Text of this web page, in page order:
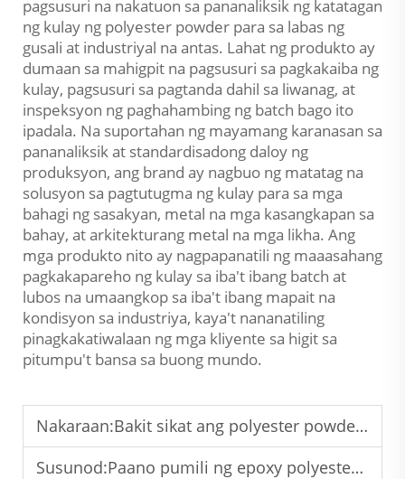
pagsusuri na nakatuon sa pananaliksik ng katatagan
ng kulay ng polyester powder para sa labas ng
gusali at industriyal na antas. Lahat ng produkto ay
dumaan sa mahigpit na pagsusuri sa pagkakaiba ng
kulay, pagsusuri sa pagtanda dahil sa liwanag, at
inspeksyon ng paghahambing ng batch bago ito
ipadala. Na suportahan ng mayamang karanasan sa
pananaliksik at standardisadong daloy ng
produksyon, ang brand ay nagbuo ng matatag na
solusyon sa pagtutugma ng kulay para sa mga
bahagi ng sasakyan, metal na mga kasangkapan sa
bahay, at arkitekturang metal na mga likha. Ang
mga produkto nito ay nagpapanatili ng maaasahang
pagkakapareho ng kulay sa iba't ibang batch at
lubos na umaangkop sa iba't ibang mapait na
kondisyon sa industriya, kaya't nananatiling
pinagkakatiwalaan ng mga kliyente sa higit sa
pitumpu't bansa sa buong mundo.
Nakaraan:Bakit sikat ang polyester powder coating para sa mga pang-arkitekturang at pang-industriyang metal na apihan
Susunod:Paano pumili ng epoxy polyester powder coating para sa pangkalahatang gamit sa industriya